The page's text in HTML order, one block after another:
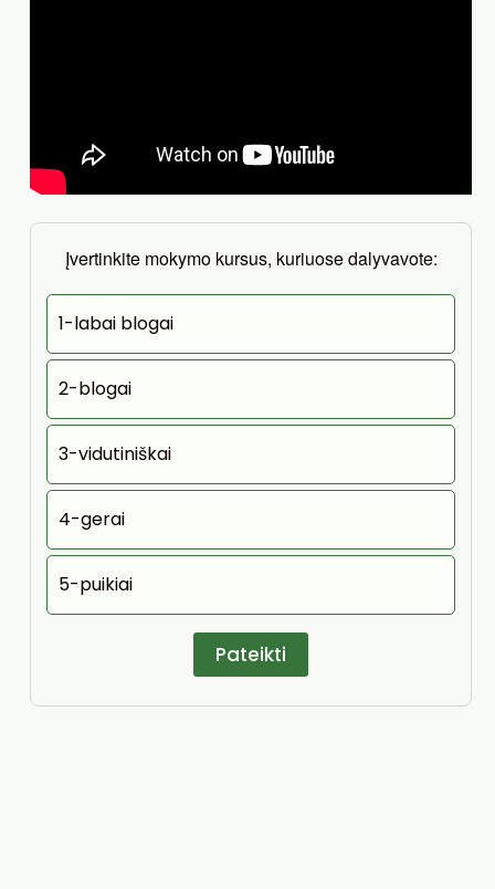
Įvertinkite mokymo kursus, kuriuose dalyvavote:
1-labai blogai
2-blogai
3-vidutiniškai
4-gerai
5-puikiai